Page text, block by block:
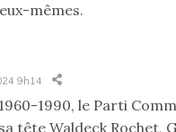
mêmes.
9h14
1990, le Parti
tête Waldeck Rochet,